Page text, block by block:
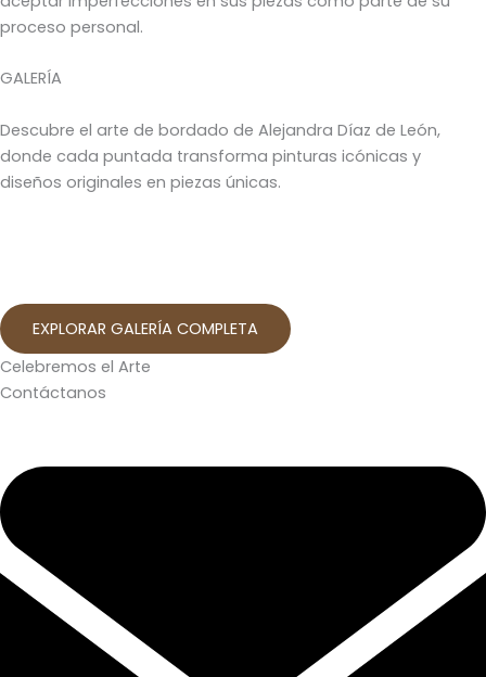
proceso personal.
GALERÍA
Descubre el arte de bordado de Alejandra Díaz de León,
donde cada puntada transforma pinturas icónicas y
diseños originales en piezas únicas.
EXPLORAR GALERÍA COMPLETA
Celebremos el Arte
Contáctanos